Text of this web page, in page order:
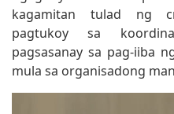
kagamitan tulad ng
pagtukoy sa
pagsasanay sa pag-iiba
mula sa organisadong